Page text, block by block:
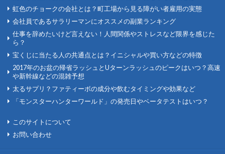
虹色のチョークの会社とは？町工場から見る障がい者雇用の実態
会社員であるサラリーマンにオススメの副業ランキング
仕事を辞めたいけど言えない！人間関係やストレスなど限界を感じた
ら？
宝くじに当たる人の共通点とは？イニシャルや買い方などの特徴
2017年のお盆の帰省ラッシュとUターンラッシュのピークはいつ？高速
や新幹線などの混雑予想
太るサプリ？ファティーボの成分や飲むタイミングや効果など
「モンスターハンターワールド」の発売日やベータテストはいつ？
このサイトについて
お問い合わせ